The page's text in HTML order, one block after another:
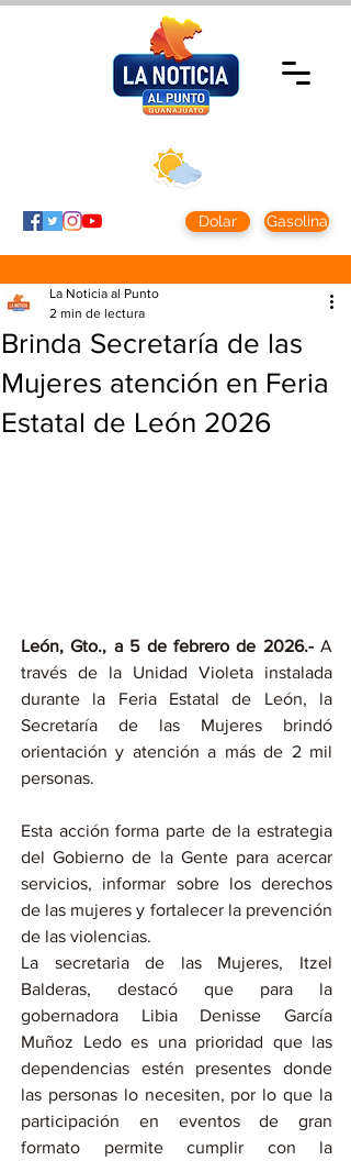
Dolar Gasolina
Brinda Secretaría de las
Mujeres atención en Feria
Estatal de León 2026
La Noticia al Punto
2 min de lectura
León, Gto., a 5 de febrero de 2026.- A
través de la Unidad Violeta instalada
durante la Feria Estatal de León, la
Secretaría de las Mujeres brindó
orientación y atención a más de 2 mil
personas.
Esta acción forma parte de la estrategia
del Gobierno de la Gente para acercar
servicios, informar sobre los derechos
de las mujeres y fortalecer la prevención
de las violencias.
La secretaria de las Mujeres, Itzel
Balderas, destacó que para la
gobernadora Libia Denisse García
Muñoz Ledo es una prioridad que las
dependencias estén presentes donde
las personas lo necesiten, por lo que la
participación en eventos de gran
formato permite cumplir con la